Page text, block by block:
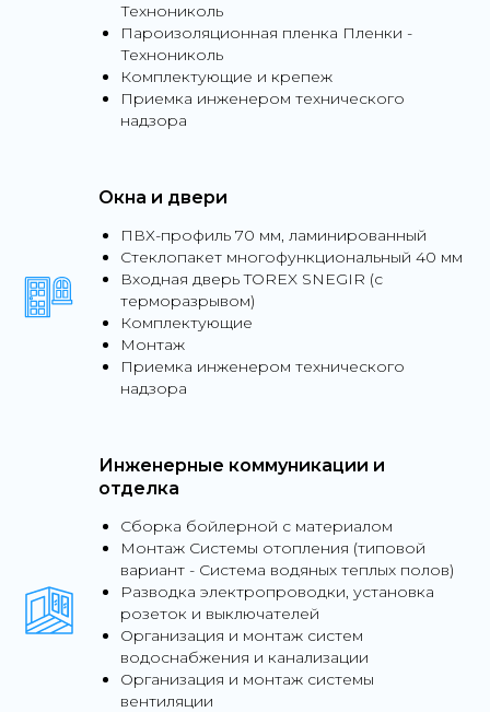
Технониколь
Пароизоляционная пленка Пленки -
Технониколь
Комплектующие и крепеж
Приемка инженером технического
надзора
Окна и двери
ПВХ-профиль 70 мм, ламинированный
Стеклопакет многофункциональный 40 мм
Входная дверь TOREX SNEGIR (c
терморазрывом)
Комплектующие
Монтаж
Приемка инженером технического
надзора
Инженерные коммуникации и
отделка
Сборка бойлерной с материалом
Монтаж Системы отопления (типовой
вариант - Система водяных теплых полов)
Разводка электропроводки, установка
розеток и выключателей
Организация и монтаж систем
водоснабжения и канализации
Организация и монтаж системы
вентиляции